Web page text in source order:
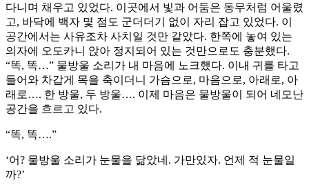
다니며 채우고 있었다. 이곳에서 빛과 어둠은 동무처럼 어울렸
고, 바닥에 백자 몇 점도 군더더기 없이 자리 잡고 있었다. 이
공간에서는 사유조차 사치일 것만 같았다. 한쪽에 놓여 있는
의자에 오도카니 앉아 정지되어 있는 것만으로도 충분했다.
“똑, 똑…” 물방울 소리가 내 마음에 노크했다. 이내 귀를 타고
들어와 차갑게 목을 축이더니 가슴으로, 마음으로, 아래로, 아
래로…. 한 방울, 두 방울…. 이제 마음은 물방울이 되어 네모난
공간을 흐르고 있다.
“똑, 똑….”
‘어? 물방울 소리가 눈물을 닮았네. 가만있자. 언제 적 눈물일
까?’